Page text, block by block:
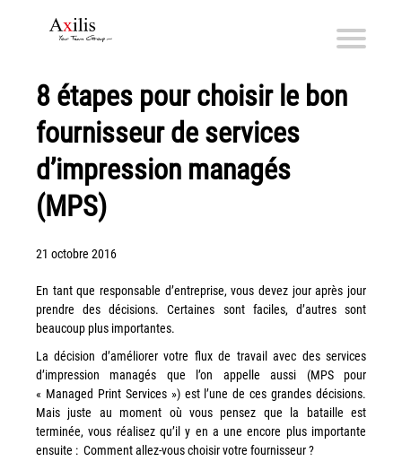
Axilis et ses engagements
Qui sommes-nous
Axilis s’engage
Solutions dématérialisation
Automatisation de factures fournisseurs
Numérisation des Notes de Frais
Sécurité et sauvegarde des données
Partage de fichiers et collaboration en mode sécurisé
Xerox® DocuShare®
Workplace Solutions
Workflow Central
8 étapes pour choisir le bon
fournisseur de services
d’impression managés
(MPS)
21 octobre 2016
En tant que responsable d’entreprise, vous devez jour après jour
prendre des décisions. Certaines sont faciles, d’autres sont
beaucoup plus importantes.
La décision d’améliorer votre flux de travail avec des services
d’impression managés que l’on appelle aussi (MPS pour
« Managed Print Services ») est l’une de ces grandes décisions.
Mais juste au moment où vous pensez que la bataille est
terminée, vous réalisez qu’il y en a une encore plus importante
ensuite : Comment allez-vous choisir votre fournisseur ?